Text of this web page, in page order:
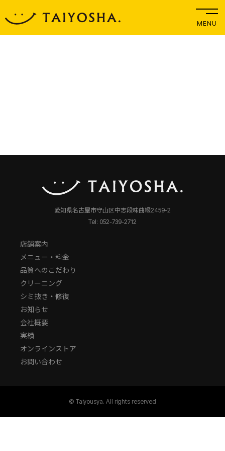
MENU
愛知県名古屋市守山区中志段味曲綴2459-2
Tel: 052-739-2712
店舗案内
メニュー・料金
品質へのこだわり
クリーニング
シミ抜き・修復
お知らせ
会社概要
実績
オンラインストア
お問い合わせ
© Taiyousya. All rights reserved